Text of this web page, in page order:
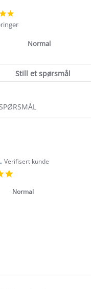
star
Normal
Still et spørsmål
SPØRSMÅL
Verifisert kunde
rating
Normal